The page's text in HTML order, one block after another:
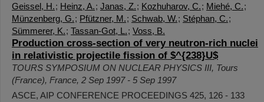
Geissel, H.; Heinz, A.; Janas, Z.; Kozhuharov, C.; Miehé, C.;
Münzenberg, G.; Pfützner, M.; Schwab, W.; Stéphan, C.;
Sümmerer, K.; Tassan-Got, L.; Voss, B.
Production cross-section of very neutron-rich nuclei
in relativistic projectile fission of $^{238}U$
TOURS SYMPOSIUM ON NUCLEAR PHYSICS III, Tours
(France), France, 2 Sep 1997 - 5 Sep 1997
ASCE, AIP CONFERENCE PROCEEDINGS 425, 126 - 133